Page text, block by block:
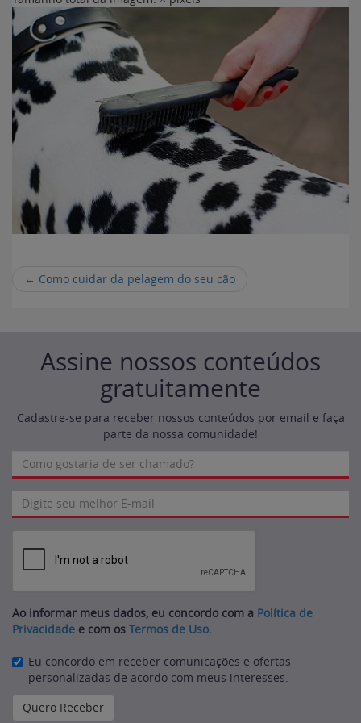
← Como cuidar da pelagem do seu cão
Assine nossos conteúdos
gratuitamente
Cadastre-se para receber nossos conteúdos por email e faça
parte da nossa comunidade!
Ao informar meus dados, eu concordo com a Política de
Privacidade e com os Termos de Uso.
Eu concordo em receber comunicações e ofertas
personalizadas de acordo com meus interesses.